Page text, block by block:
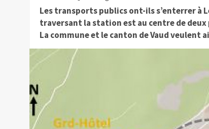
Les transports publics ont-ils s’enterrer à
traversant la station est au centre de
La commune et le canton de Vaud veulent